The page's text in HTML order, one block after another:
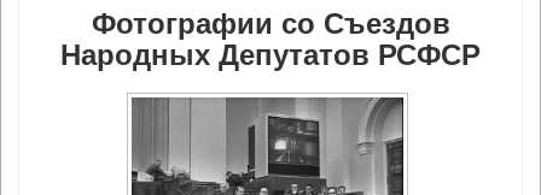
Фотографии со Съездов
Народных Депутатов РСФСР